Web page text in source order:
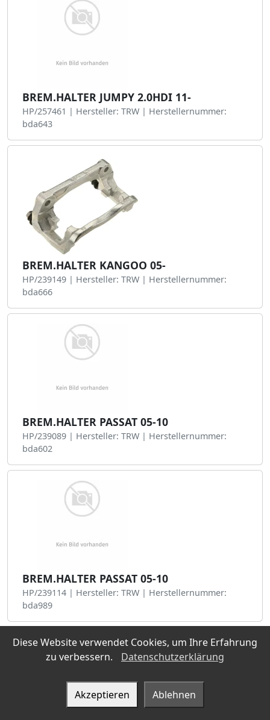
BREM.HALTER JUMPY 2.0HDI 11-
HP/257461 | Hersteller: TRW | Herstellernummer:
bda643
BREM.HALTER KANGOO 05-
HP/239149 | Hersteller: TRW | Herstellernummer:
bda666
BREM.HALTER PASSAT 05-10
HP/239089 | Hersteller: TRW | Herstellernummer:
bda602
BREM.HALTER PASSAT 05-10
HP/239114 | Hersteller: TRW | Herstellernummer:
bda989
Diese Website verwendet Cookies, um Ihre Erfahrung
zu verbessern.
Datenschutzerklärung
Akzeptieren Ablehnen